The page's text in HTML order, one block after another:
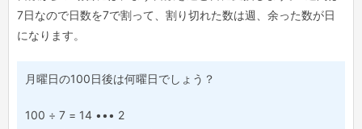
7日なので日数を7で割って、割り切れた数は週、余った数が日
になります。
月曜日の100日後は何曜日でしょう？
100 ÷ 7 = 14 ••• 2